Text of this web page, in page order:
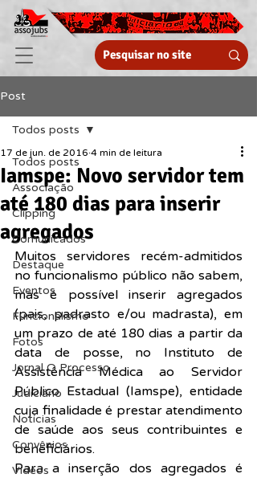
Post
Todos posts
Associação
Clipping
Comunicados
Destaque
Eventos
Funcionalismo
Fotos
Jornal O Processo
Judiciário
Notícias
Convênios
Vídeos
Todos posts
Iamspe: Novo servidor tem
até 180 dias para inserir
agregados
17 de jun. de 2016 4 min de leitura
Muitos servidores recém-admitidos
no funcionalismo público não sabem,
mas é possível inserir agregados
(pais, padrasto e/ou madrasta), em
um prazo de até 180 dias a partir da
data de posse, no Instituto de
Assistência Médica ao Servidor
Público Estadual (Iamspe), entidade
cuja finalidade é prestar atendimento
de saúde aos seus contribuintes e
beneficiários.
Para a inserção dos agregados é